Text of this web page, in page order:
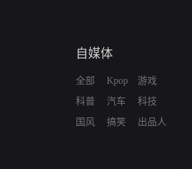
自媒体
全部
科普
国风
Kpop
汽车
搞笑
游戏
科技
出品人